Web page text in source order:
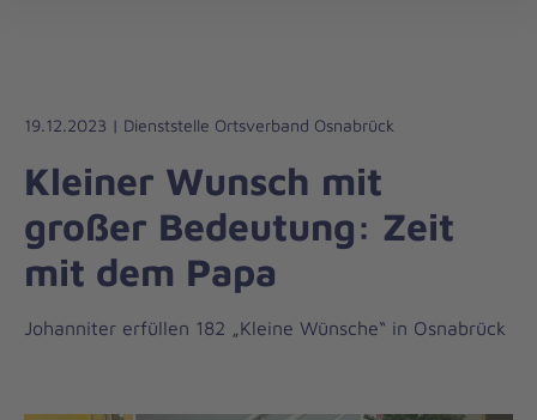
Liebe
Leben
19.12.2023 | Dienststelle Ortsverband Osnabrück
Kleiner Wunsch mit
großer Bedeutung: Zeit
mit dem Papa
Johanniter erfüllen 182 „Kleine Wünsche“ in Osnabrück